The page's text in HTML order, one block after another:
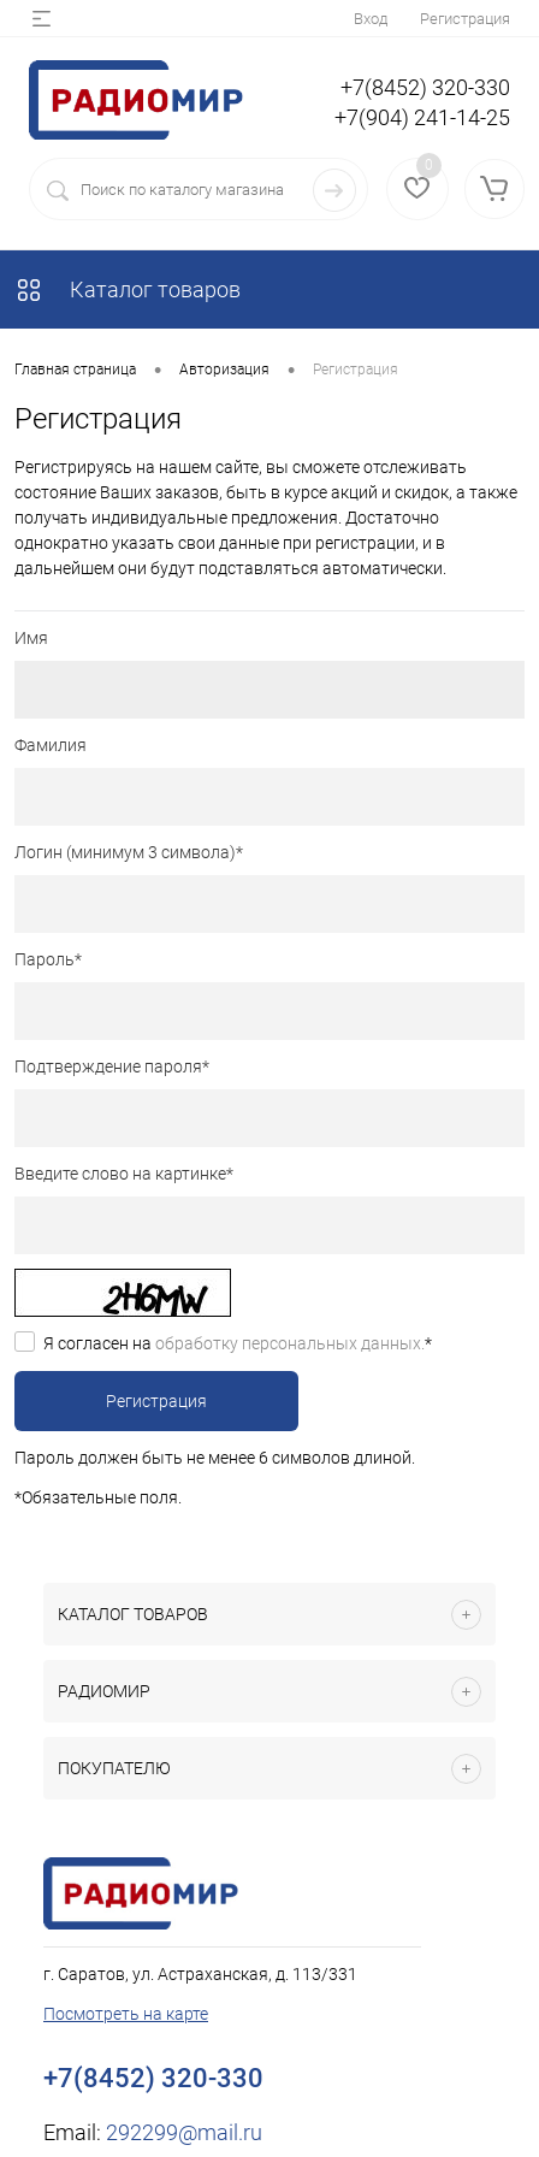
Вход Регистрация
+7(8452) 320-330
+7(904) 241-14-25
0
Каталог товаров
Главная страница • Авторизация • Регистрация
Регистрация
Регистрируясь на нашем сайте, вы сможете отслеживать
состояние Ваших заказов, быть в курсе акций и скидок, а также
получать индивидуальные предложения. Достаточно
однократно указать свои данные при регистрации, и в
дальнейшем они будут подставляться автоматически.
Имя
Фамилия
Логин (минимум 3 символа)*
Пароль*
Подтверждение пароля*
Введите слово на картинке*
Я согласен на обработку персональных данных. *
Пароль должен быть не менее 6 символов длиной.
*Обязательные поля.
КАТАЛОГ ТОВАРОВ
РАДИОМИР
ПОКУПАТЕЛЮ
г. Саратов, ул. Астраханская, д. 113/331
Посмотреть на карте
+7(8452) 320-330
Email: 292299@mail.ru